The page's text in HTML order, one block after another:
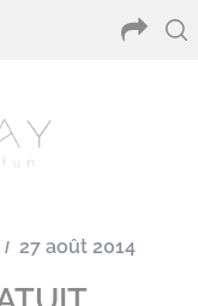
27 août 2014